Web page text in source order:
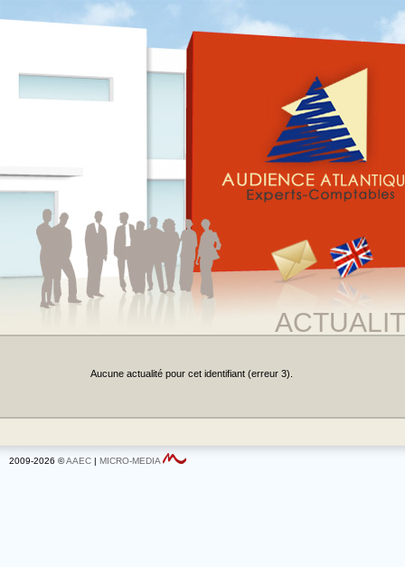
Aucune actualité pour cet identifiant (erreur 3).
2009-2026 ©AAEC | MICRO-MEDIA